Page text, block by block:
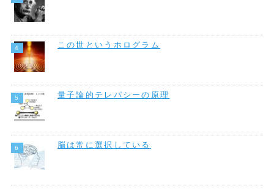
この世というホログラム
量子論的テレパシーの原理
脳は常に選択している